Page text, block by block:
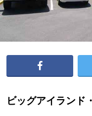
ビッグアイランド